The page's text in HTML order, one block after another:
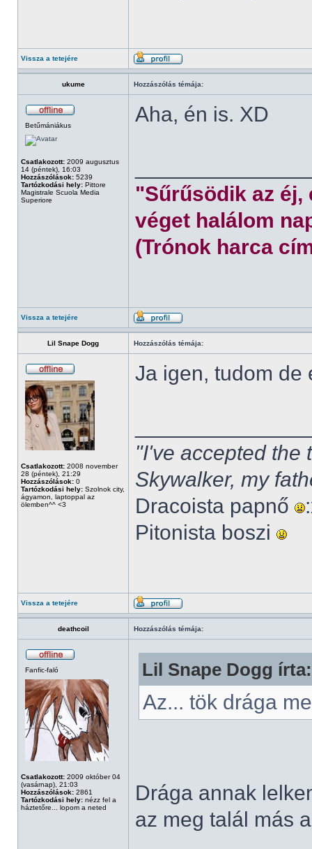
Vissza a tetejére
ukume Hozzászólás témája:
Betűmániákus
Csatlakozott: 2009 augusztus
14 (péntek), 16:03
Hozzászólások: 5239
Tartózkodási hely: Pittore
Magistrale Scuola Media
Superiore
Aha, én is. XD
"Sűrűsödik az éj,
véget halálom
(Trónok harca
Vissza a tetejére
Lil Snape Dogg Hozzászólás témája:
Csatlakozott: 2008 november
28 (péntek), 21:29
Hozzászólások: 0
Tartózkodási hely: Szolnok city,
ágyamon, laptoppal az
ölemben^^ <3
Ja igen, tudom de
"I've accepted the
Skywalker, my
Dracoista papnő
Pitonista boszi
Vissza a tetejére
deathcoil Hozzászólás témája:
Fanfic-faló
Csatlakozott: 2009 október 04
(vasárnap), 21:03
Hozzászólások: 2861
Tartózkodási hely: nézz fel a
háztetőre... lopom a neted
Lil Snape Dogg írta:
Az... tök drága
Drága annak
az meg talál más